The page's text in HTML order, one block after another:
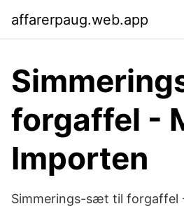
affarerpaug.web.app
forgaffel -
Importen
Simmerings-sæt til forgaffel